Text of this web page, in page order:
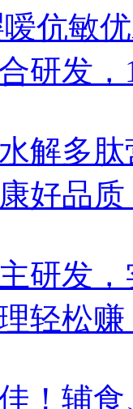
伉敏
研发
解多
好品质
研发
轻松赚
！辅